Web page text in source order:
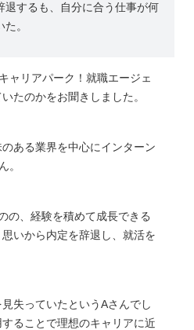
退するも、自分に合う仕事が何
。
ャリアパーク！就職エージェ
たのかをお聞きしました。
ある業界を中心にインターン
。
の、経験を積めて成長できる
いから内定を辞退し、就活を
失っていたというAさんでし
ることで理想のキャリアに近